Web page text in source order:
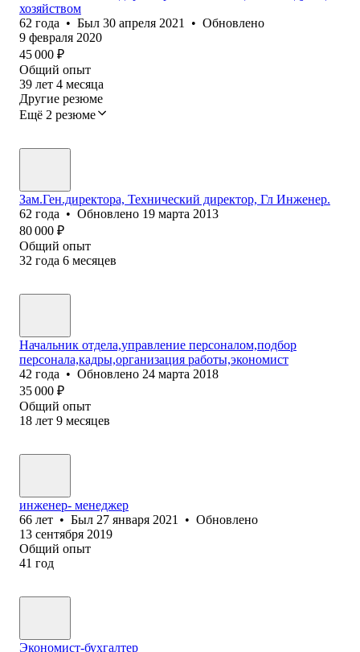
хозяйством
62 года • Был 30 апреля 2021 • Обновлено
9 февраля 2020
45 000 ₽
Общий опыт
39 лет 4 месяца
Другие резюме
Ещё 2 резюме
Зам.Ген.директора, Технический директор, Гл Инженер.
62 года • Обновлено 19 марта 2013
80 000 ₽
Общий опыт
32 года 6 месяцев
Начальник отдела,управление персоналом,подбор
персонала,кадры,организация работы,экономист
42 года • Обновлено 24 марта 2018
35 000 ₽
Общий опыт
18 лет 9 месяцев
инженер- менеджер
66 лет • Был 27 января 2021 • Обновлено
13 сентября 2019
Общий опыт
41 год
Экономист-бухгалтер